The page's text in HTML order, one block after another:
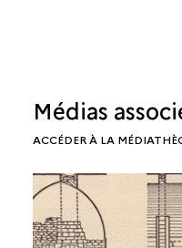
Médias
ACCÉDER À LA